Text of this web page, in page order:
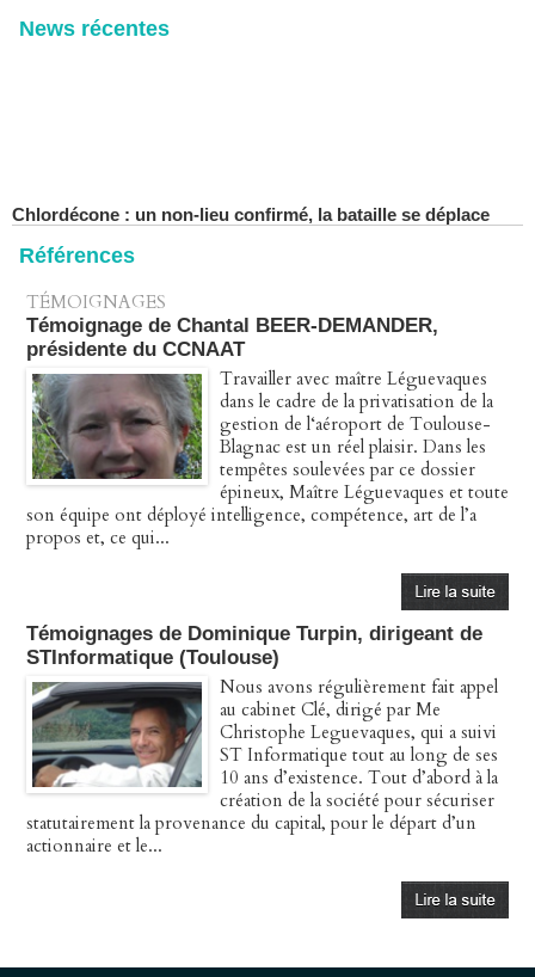
News récentes
30/06/2026 -Christophe LEGUEVAQUES
CHLORDÉCONE Déclaration de Me Christophe
décision de confirmation du non-lieu
22/06/2026 -Christophe LEGUEVAQUES
Chlordécone : une loi qui reconnaît, un État qui conteste
02/06/2026 -Christophe LEGUEVAQUES
Procédure pénale - Moteurs diesel 1.5 BlueHDi : complément
de plainte contre le Groupe STELLANTIS
27/04/2026 -Christophe LEGUEVAQUES
Péage autoroute : tout savoir (ou presque) sur l'action
collective ouverte le 2 avril
07/04/2026 - Christophe LEGUEVAQUES
Références
TÉMOIGNAGES
Témoignage de Chantal BEER-DEMANDER,
présidente du CCNAAT
Travailler avec maître Léguevaques
dans le cadre de la privatisation de la
gestion de l‘aéroport de Toulouse-
Blagnac est un réel plaisir. Dans les
tempêtes soulevées par ce dossier
épineux, Maître Léguevaques et toute
son équipe ont déployé intelligence, compétence, art de l’a
propos et, ce qui...
Témoignages de Dominique Turpin, dirigeant de
STInformatique (Toulouse)
Nous avons régulièrement fait appel
au cabinet Clé, dirigé par Me
Christophe Leguevaques, qui a suivi
ST Informatique tout au long de ses
10 ans d’existence. Tout d’abord à la
création de la société pour sécuriser
statutairement la provenance du capital, pour le départ d’un
actionnaire et le...